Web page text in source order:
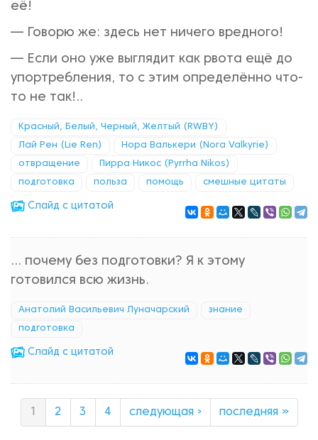
её!
— Говорю же: здесь нет ничего вредного!
— Если оно уже выглядит как рвота ещё до
упортребления, то с этим определённо что-
то не так!..
Красный, Белый, Черный, Желтый (RWBY)
Лай Рен (Lie Ren) Нора Валькери (Nora Valkyrie)
отвращение Пирра Никос (Pyrrha Nikos)
подготовка польза помощь смешные цитаты
Cлайд с цитатой
... почему без подготовки? Я к этому
готовился всю жизнь.
Анатолий Васильевич Луначарский знание
подготовка
Cлайд с цитатой
2 3 4 следующая › последняя »